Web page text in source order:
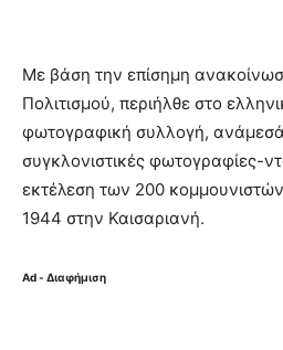
Με βάση την επίσημη
Πολιτισμού, περιήλθε στο
φωτογραφική συλλογή, ανάμεσά
συγκλονιστικές φωτογραφίες-
εκτέλεση των 200
1944 στην Καισαριανή.
Ad - Διαφήμιση